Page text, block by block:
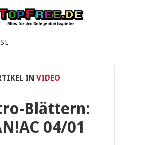
IN VIDEO
Blättern:
04/01